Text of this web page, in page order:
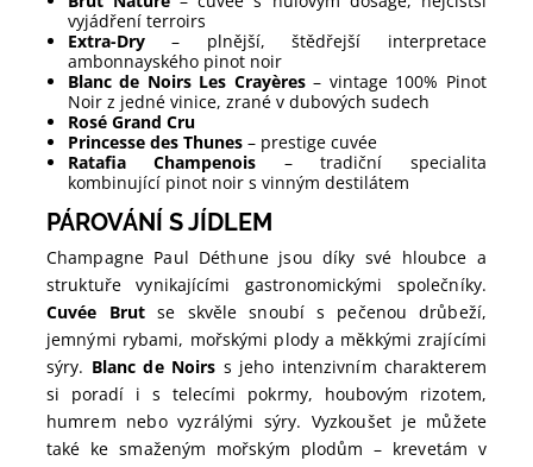
vyjádření terroirs
Extra-Dry– plnější, štědřejší interpretace
ambonnayského pinot noir
Blanc de Noirs Les Crayères– vintage 100% Pinot
Noir z jedné vinice, zrané v dubových sudech
Rosé Grand Cru
Princesse des Thunes– prestige cuvée
Ratafia Champenois – tradiční specialita
kombinující pinot noir s vinným destilátem
PÁROVÁNÍ S JÍDLEM
Champagne Paul Déthune jsou díky své hloubce a
struktuře vynikajícími gastronomickými společníky.
Cuvée Brut se skvěle snoubí s pečenou drůbeží,
jemnými rybami, mořskými plody a měkkými zrajícími
sýry. Blanc de Noirs s jeho intenzivním charakterem
si poradí i s telecími pokrmy, houbovým rizotem,
humrem nebo vyzrálými sýry. Vyzkoušet je můžete
také ke smaženým mořským plodům – krevetám v